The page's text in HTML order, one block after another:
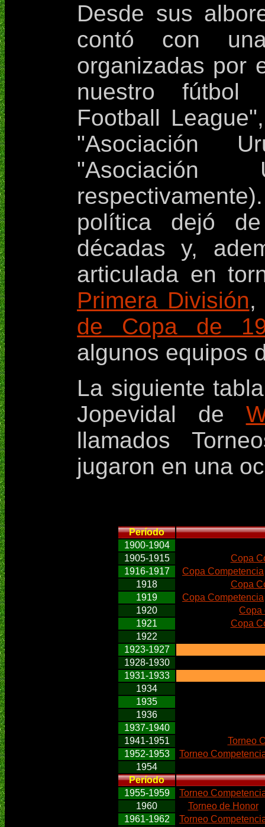
Desde sus
contó con
organizadas por
nuestro fútbol
Football
"Asociación
política dejó
décadas y,
articulada en
Primera División,
de Copa de
algunos equipos
La siguiente
Jopevidal de
llamados
jugaron en una
Período
1900-1904
1905-1915
Copa
1916-1917
Copa Competencia
1918
Copa
1919
Copa Competencia
1920
Copa
1921
Copa
1922
1923-1927
1928-1930
1931-1933
1934
1935
1936
1937-1940
1941-1951
Torneo
1952-1953
Torneo
1954
Período
1955-1959
Torneo
1960
Torneo de Honor
1961-1962
Torneo